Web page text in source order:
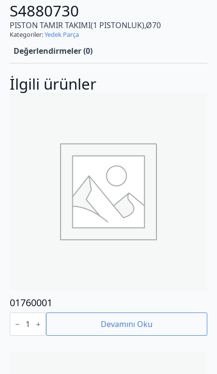
S4880730
PISTON TAMIR TAKIMI(1 PISTONLUK),Ø70
Kategoriler:Yedek Parça
Değerlendirmeler (0)
İlgili ürünler
01760001
01760001
adet Devamını Oku